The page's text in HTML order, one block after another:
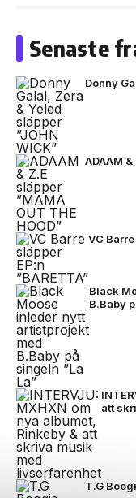
Senaste
Donny
ADAAM
VC
Black
B.Baby
att
T.G